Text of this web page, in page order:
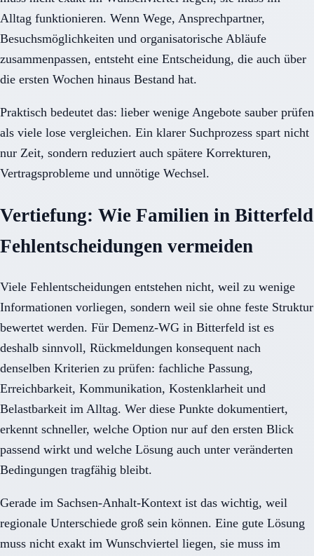
Alltag funktionieren. Wenn Wege, Ansprechpartner,
Besuchsmöglichkeiten und organisatorische Abläufe
zusammenpassen, entsteht eine Entscheidung, die auch über
die ersten Wochen hinaus Bestand hat.
Praktisch bedeutet das: lieber wenige Angebote sauber prüfen
als viele lose vergleichen. Ein klarer Suchprozess spart nicht
nur Zeit, sondern reduziert auch spätere Korrekturen,
Vertragsprobleme und unnötige Wechsel.
Vertiefung: Wie Familien in Bitterfeld
Fehlentscheidungen vermeiden
Viele Fehlentscheidungen entstehen nicht, weil zu wenige
Informationen vorliegen, sondern weil sie ohne feste Struktur
bewertet werden. Für Demenz-WG in Bitterfeld ist es
deshalb sinnvoll, Rückmeldungen konsequent nach
denselben Kriterien zu prüfen: fachliche Passung,
Erreichbarkeit, Kommunikation, Kostenklarheit und
Belastbarkeit im Alltag. Wer diese Punkte dokumentiert,
erkennt schneller, welche Option nur auf den ersten Blick
passend wirkt und welche Lösung auch unter veränderten
Bedingungen tragfähig bleibt.
Gerade im Sachsen-Anhalt-Kontext ist das wichtig, weil
regionale Unterschiede groß sein können. Eine gute Lösung
muss nicht exakt im Wunschviertel liegen, sie muss im